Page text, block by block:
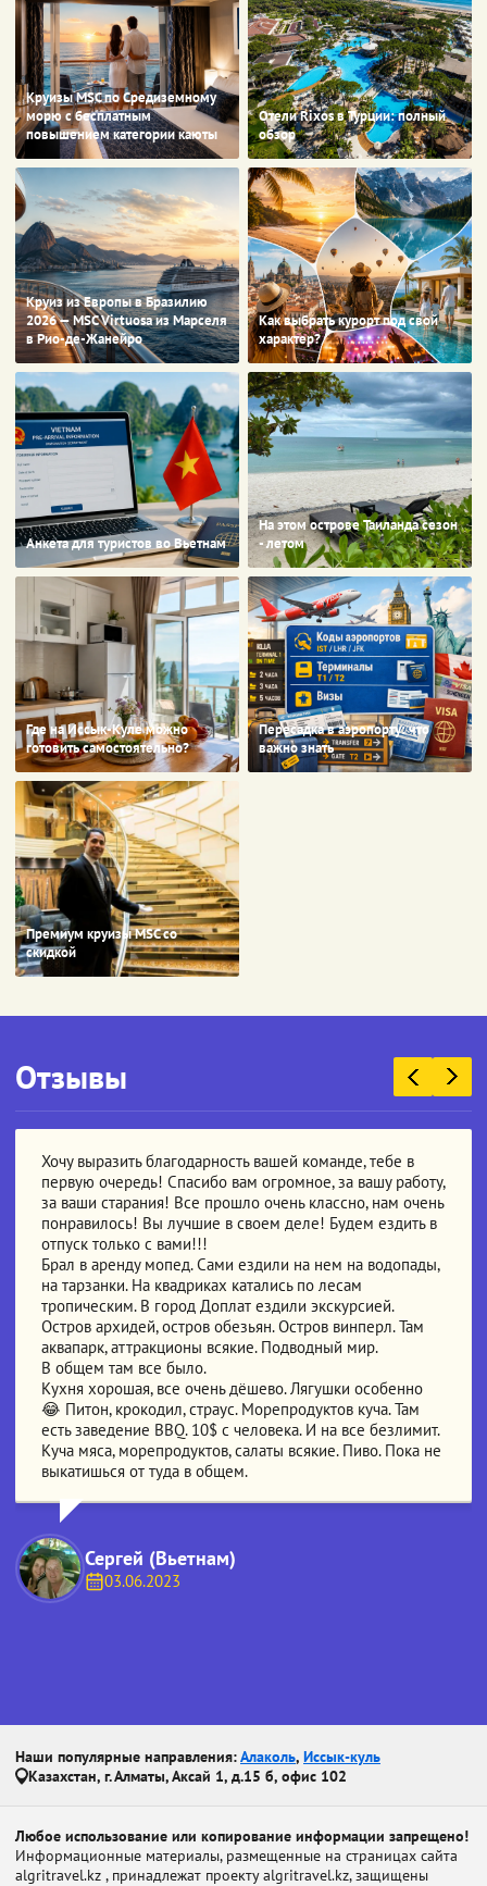
Круизы MSC по Средиземному
морю с бесплатным
повышением категории каюты
Отели Rixos в Турции: полный
обзор
Круиз из Европы в Бразилию
2026 — MSC Virtuosa из Марселя
в Рио-де-Жанейро
Как выбрать курорт под свой
характер?
Анкета для туристов во Вьетнам
На этом острове Таиланда сезон
- летом
Где на Иссык-Куле можно
готовить самостоятельно?
Пересадка в аэропорту: что
важно знать
Премиум круизы MSC со
скидкой
Отзывы
Сергей (Вьетнам)
03.06.2023
Хочу выразить благодарность вашей команде, тебе в
первую очередь! Спасибо вам огромное, за вашу работу,
за ваши старания! Все прошло очень классно, нам очень
понравилось! Вы лучшие в своем деле! Будем ездить в
отпуск только с вами!!!
Брал в аренду мопед. Сами ездили на нем на водопады,
на тарзанки. На квадриках катались по лесам
тропическим. В город Доплат ездили экскурсией.
Остров архидей, остров обезьян. Остров винперл. Там
аквапарк, аттракционы всякие. Подводный мир.
В общем там все было.
Кухня хорошая, все очень дёшево. Лягушки особенно
😂 Питон, крокодил, страус. Морепродуктов куча. Там
есть заведение BBQ. 10$ с человека. И на все безлимит.
Куча мяса, морепродуктов, салаты всякие. Пиво. Пока не
выкатишься от туда в общем.
Наши популярные направления:Алаколь, Иссык-куль
Казахстан, г. Алматы, Аксай 1, д.15 б, офис 102
Любое использование или копирование информации запрещено!
Информационные материалы, размещенные на страницах сайта
algritravel.kz , принадлежат проекту algritravel.kz, защищены